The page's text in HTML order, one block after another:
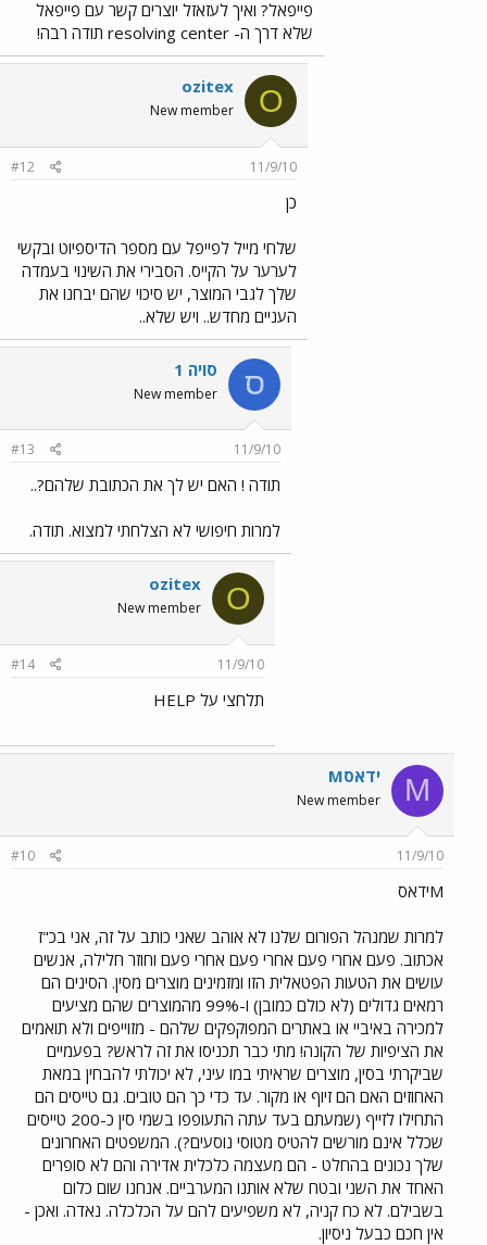
פייפאל? ואיך לעזאזל יוצרים קשר עם פייפאל
שלא דרך ה- resolving center תודה רבה!
O
ozitex
New member
11/9/10
#12
כן
שלחי מייל לפייפל עם מספר הדיספיוט ובקשי
לערער על הקייס. הסבירי את השינוי בעמדה
שלך לגבי המוצר, יש סיכוי שהם יבחנו את
העניים מחדש.. ויש שלא..
ס סויה 1
New member
11/9/10
#13
תודה ! האם יש לך את הכתובת שלהם?..
למרות חיפושי לא הצלחתי למצוא. תודה.
O
ozitex
New member
11/9/10
#14
תלחצי על HELP
M Mידאס
New member
11/9/10
#10
Mידאס
למרות שמנהל הפורום שלנו לא אוהב שאני כותב על זה, אני בכ"ז
אכתוב. פעם אחרי פעם אחרי פעם אחרי פעם וחוזר חלילה, אנשים
עושים את הטעות הפטאלית הזו ומזמינים מוצרים מסין. הסינים הם
רמאים גדולים (לא כולם כמובן) ו-99% מהמוצרים שהם מציעים
למכירה באיביי או באתרים המפוקפקים שלהם - מזוייפים ולא תואמים
את הציפיות של הקונה! מתי כבר תכניסו את זה לראש? בפעמיים
שביקרתי בסין, מוצרים שראיתי במו עיני, לא יכולתי להבחין במאת
האחוזים האם הם זיוף או מקור. עד כדי כך הם טובים. גם טייסים הם
התחילו לזייף (שמעתם בעד עתה התעופפו בשמי סין כ-200 טייסים
שכלל אינם מורשים להטיס מטוסי נוסעים?). המשפטים האחרונים
שלך נכונים בהחלט - הם מעצמה כלכלית אדירה והם לא סופרים
האחד את השני ובטח שלא אותנו המערביים. אנחנו שום כלום
בשבילם. לא כח קניה, לא משפיעים להם על הכלכלה. נאדה. ואכן -
אין חכם כבעל ניסיון.